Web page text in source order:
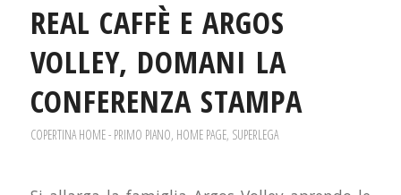
REAL CAFFÈ E ARGOS
VOLLEY, DOMANI LA
CONFERENZA STAMPA
COPERTINA HOME - PRIMO PIANO, HOME PAGE, SUPERLEGA